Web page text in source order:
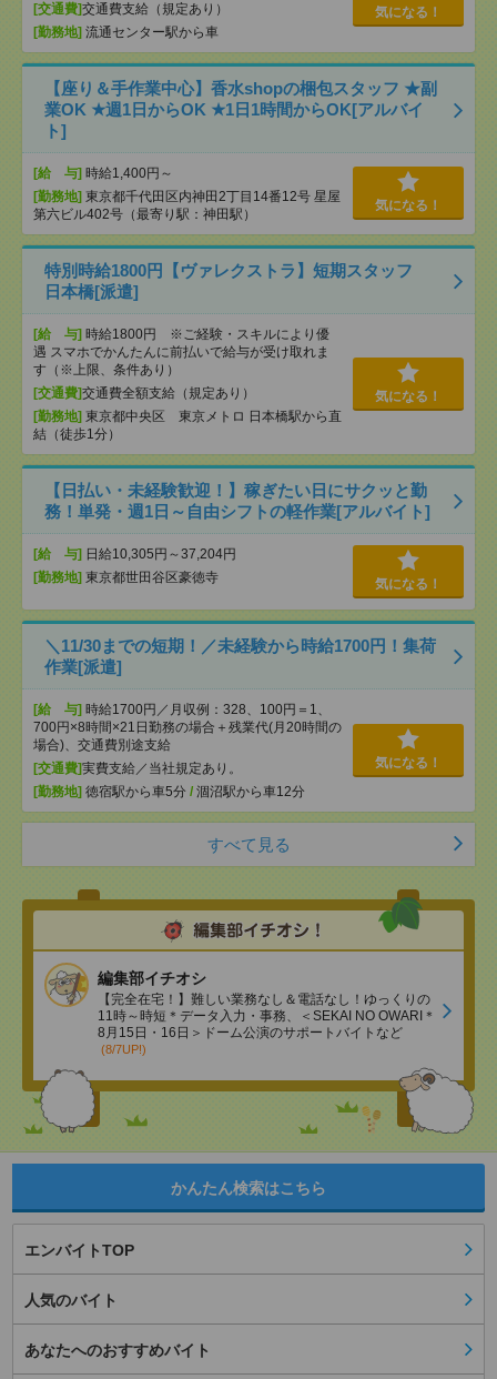
[交通費]交通費支給（規定あり）
[勤務地] 流通センター駅から車
気になる！
【座り＆手作業中心】香水shopの梱包スタッフ ★副
業OK ★週1日からOK ★1日1時間からOK[アルバイ
ト]
[給 与] 時給1,400円～
[勤務地] 東京都千代田区内神田2丁目14番12号 星屋
第六ビル402号（最寄り駅：神田駅）
気になる！
特別時給1800円【ヴァレクストラ】短期スタッフ
日本橋[派遣]
[給 与] 時給1800円 ※ご経験・スキルにより優
遇 スマホでかんたんに前払いで給与が受け取れま
す（※上限、条件あり）
[交通費]交通費全額支給（規定あり）
[勤務地] 東京都中央区 東京メトロ 日本橋駅から直
結（徒歩1分）
気になる！
【日払い・未経験歓迎！】稼ぎたい日にサクッと勤
務！単発・週1日～自由シフトの軽作業[アルバイト]
[給 与] 日給10,305円～37,204円
[勤務地] 東京都世田谷区豪徳寺 気になる！
＼11/30までの短期！／未経験から時給1700円！集荷
作業[派遣]
[給 与] 時給1700円／月収例：328、100円＝1、
700円×8時間×21日勤務の場合＋残業代(月20時間の
場合)、交通費別途支給
[交通費]実費支給／当社規定あり。
[勤務地] 徳宿駅から車5分 / 涸沼駅から車12分
気になる！
すべて見る
編集部イチオシ
【完全在宅！】難しい業務なし＆電話なし！ゆっくりの
11時～時短＊データ入力・事務、＜SEKAI NO OWARI＊
8月15日・16日＞ドーム公演のサポートバイトなど
(8/7UP!)
かんたん検索はこちら
エンバイトTOP
人気のバイト
あなたへのおすすめバイト